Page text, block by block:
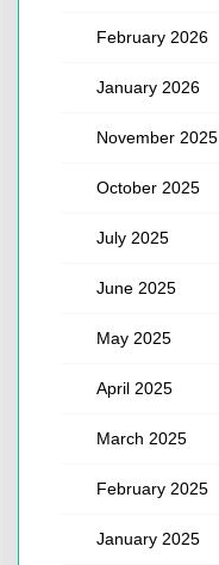
February 2026
January 2026
November 2025
October 2025
July 2025
June 2025
May 2025
April 2025
March 2025
February 2025
January 2025